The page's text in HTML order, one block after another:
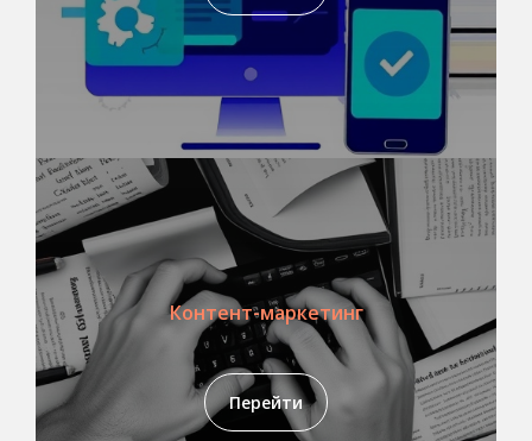
Контент-маркетинг
Перейти